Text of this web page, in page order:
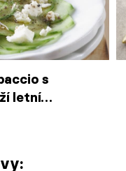
s
letní